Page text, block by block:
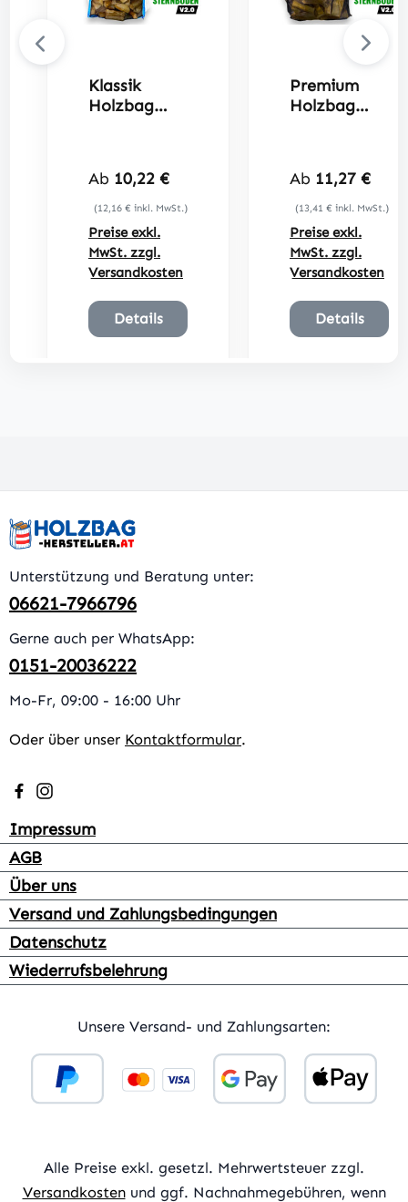
Klassik
Holzbag
n
Regulärer Preis:
Ab 10,22 €
(12,16 € inkl. MwSt.)
Preise exkl.
MwSt. zzgl.
Versandkosten
Details
Premium
Holzbag
n
Regulärer Preis:
Ab 11,27 €
(13,41 € inkl. MwSt.)
Preise exkl.
MwSt. zzgl.
Versandkosten
Details
Unterstützung und Beratung unter:
06621-7966796
Gerne auch per WhatsApp:
0151-20036222
Mo-Fr, 09:00 - 16:00 Uhr
Oder über unser Kontaktformular.
Besuche uns auf Facebook – öffnet in neuem Tab
Schau auf Instagram vorbei – öffnet in neuem Tab
Impressum
AGB
Über uns
Versand und Zahlungsbedingungen
Datenschutz
Wiederrufsbelehrung
Unsere Versand- und Zahlungsarten:
Alle Preise exkl. gesetzl. Mehrwertsteuer zzgl.
Versandkostenund ggf. Nachnahmegebühren, wenn